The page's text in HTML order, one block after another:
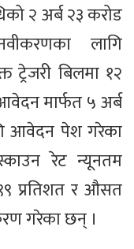
२ अर्ब २३ करोड
लागि
ट्रेजरी बिलमा १२
मार्फत ५ अर्ब
आवेदन पेश गरेका
रेट न्यूनतम
प्रतिशत र औसत
गरेका छन् ।